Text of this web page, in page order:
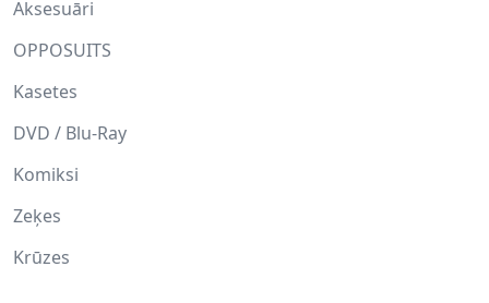
Aksesuāri
OPPOSUITS
Kasetes
DVD / Blu-Ray
Komiksi
Zeķes
Krūzes